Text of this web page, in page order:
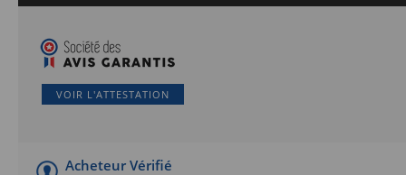
VOIR L'ATTESTATION
Acheteur Vérifié